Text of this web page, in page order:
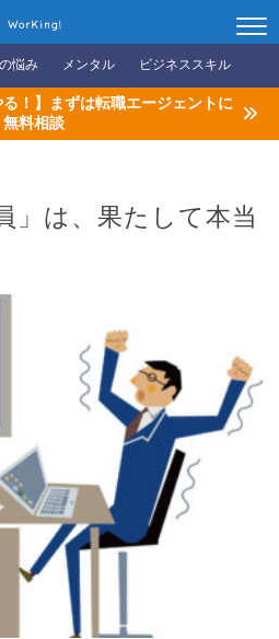
WorKing!
悩み メンタル ビジネススキル
る！】まずは転職エージェントに
無料相談
」は、果たして本当